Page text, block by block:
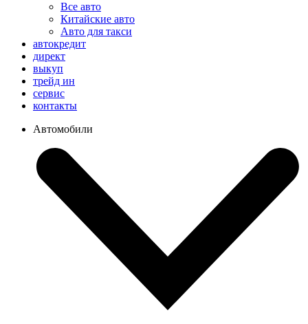
Все авто
Китайские авто
Авто для такси
автокредит
директ
выкуп
трейд ин
сервис
контакты
Автомобили